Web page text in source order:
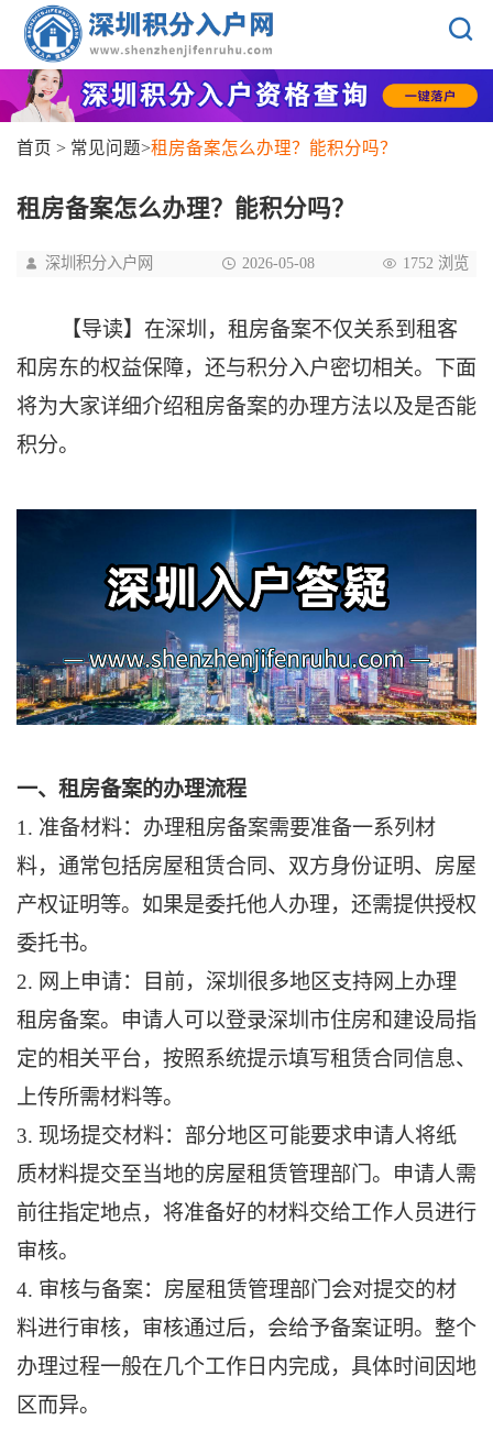
首页 > 常见问题>租房备案怎么办理？能积分吗？
租房备案怎么办理？能积分吗？
深圳积分入户网 2026-05-08 1752 浏览
【导读】在深圳，租房备案不仅关系到租客
和房东的权益保障，还与积分入户密切相关。下面
将为大家详细介绍租房备案的办理方法以及是否能
积分。
一、租房备案的办理流程
1. 准备材料：办理租房备案需要准备一系列材
料，通常包括房屋租赁合同、双方身份证明、房屋
产权证明等。如果是委托他人办理，还需提供授权
委托书。
2. 网上申请：目前，深圳很多地区支持网上办理
租房备案。申请人可以登录深圳市住房和建设局指
定的相关平台，按照系统提示填写租赁合同信息、
上传所需材料等。
3. 现场提交材料：部分地区可能要求申请人将纸
质材料提交至当地的房屋租赁管理部门。申请人需
前往指定地点，将准备好的材料交给工作人员进行
审核。
4. 审核与备案：房屋租赁管理部门会对提交的材
料进行审核，审核通过后，会给予备案证明。整个
办理过程一般在几个工作日内完成，具体时间因地
区而异。